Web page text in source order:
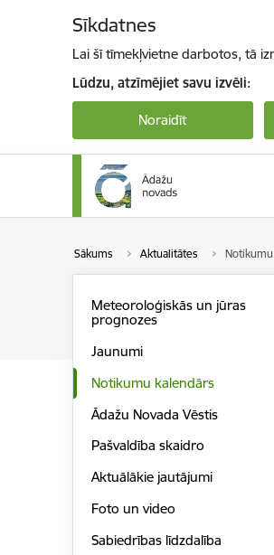
Sīkdatnes
Lai šī tīmekļvietne darbotos, tā
Lūdzu, atzīmējiet savu izvēli:
Noraidīt
Sākums Aktualitātes
Meteoroloģiskās un jūras
prognozes
Jaunumi
Notikumu kalendārs
Ādažu Novada Vēstis
Pašvaldība skaidro
Aktuālākie jautājumi
Foto un video
Sabiedrības līdzdalība